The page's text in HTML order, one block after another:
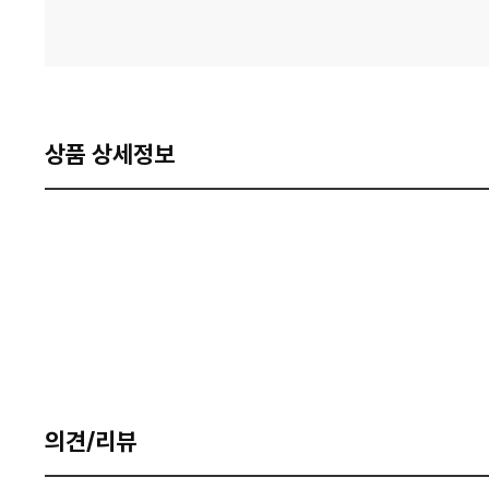
상품 상세정보
의견/리뷰